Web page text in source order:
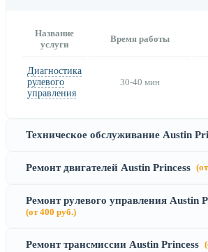
Название
услуги
Время работы
Диагностика
рулевого
управления
30-40 мин
Техническое обслуживание Austin
Ремонт двигателей Austin Princess
Ремонт рулевого управления Austin
(от 400 руб.)
Ремонт трансмиссии Austin Princess